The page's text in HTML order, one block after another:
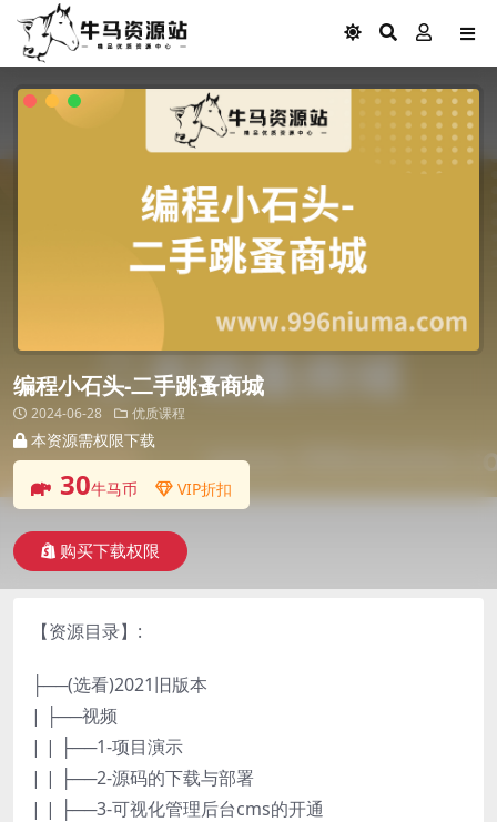
编程小石头-二手跳蚤商城
2024-06-28 优质课程
本资源需权限下载
30牛马币 VIP折扣
购买下载权限
【资源目录】:
├──(选看)2021旧版本
| ├──视频
| | ├──1-项目演示
| | ├──2-源码的下载与部署
| | ├──3-可视化管理后台cms的开通